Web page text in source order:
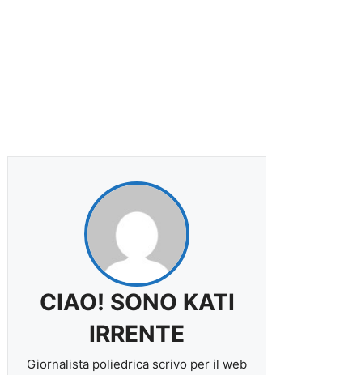
CIAO! SONO KATI
IRRENTE
Giornalista poliedrica scrivo per il web